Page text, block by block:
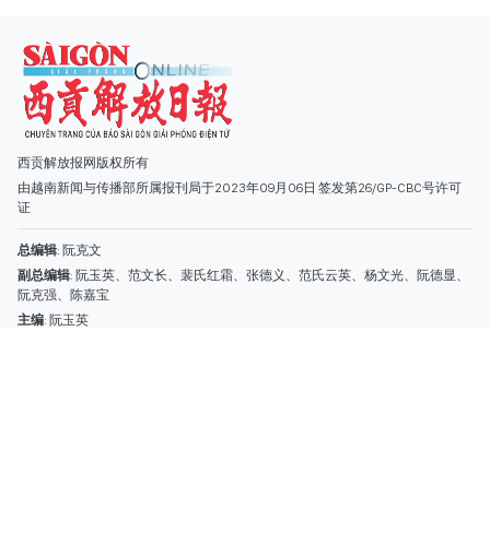
副总编辑: 阮玉英、范文长、裴氏红霜、张德义、范氏云英、杨文光、阮德显、
阮克强、陈嘉宝
主编: 阮玉英
社址: 胡志明市棋盘坊阮氏明开街432-434号
总台: (028) 39294091 - 转 060
热线: 096.558.1888
编辑部: (028) 39294092 - 转 060
电子信箱
广告部
(028) 38334185
quangcaohoavan09@gmail.com;